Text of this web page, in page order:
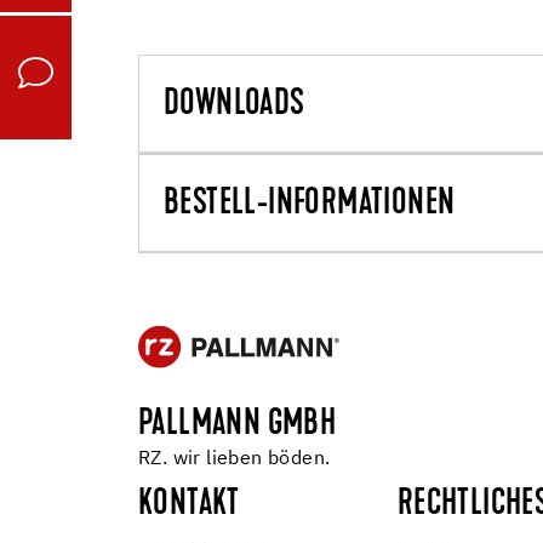
DOWNLOADS
BESTELL-INFORMATIONEN
PALLMANN GMBH
RZ. wir lieben böden.
KONTAKT